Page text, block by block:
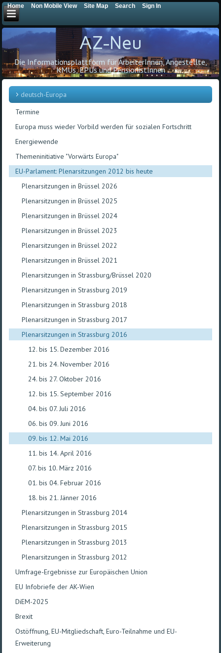
AZ-Neu
Die Informationsplattform für ArbeiterInnen, Angestellte,
KMUs, EPUs und PensionistInnen
deutsch-Europa
Termine
Europa muss wieder Vorbild werden für sozialen Fortschritt
Energiewende
Themeninitiative "Vorwärts Europa"
EU-Parlament: Plenarsitzungen 2012 bis heute
Plenarsitzungen in Brüssel 2026
Plenarsitzungen in Brüssel 2025
Plenarsitzungen in Brüssel 2024
Plenarsitzungen in Brüssel 2023
Plenarsitzungen in Brüssel 2022
Plenarsitzungen in Brüssel 2021
Plenarsitzungen in Strassburg/Brüssel 2020
Plenarsitzungen in Strassburg 2019
Plenarsitzungen in Strassburg 2018
Plenarsitzungen in Strassburg 2017
Plenarsitzungen in Strassburg 2016
12. bis 15. Dezember 2016
21. bis 24. November 2016
24. bis 27. Oktober 2016
12. bis 15. September 2016
04. bis 07. Juli 2016
06. bis 09. Juni 2016
09. bis 12. Mai 2016
11. bis 14. April 2016
07. bis 10. März 2016
01. bis 04. Februar 2016
18. bis 21. Jänner 2016
Plenarsitzungen in Strassburg 2014
Plenarsitzungen in Strassburg 2015
Plenarsitzungen in Strassburg 2013
Plenarsitzungen in Strassburg 2012
Umfrage-Ergebnisse zur Europäischen Union
EU Infobriefe der AK-Wien
DiEM-2025
Brexit
Ostöffnung, EU-Mitgliedschaft, Euro-Teilnahme und EU-
Erweiterung
Home Non Mobile View Site Map Search Sign In